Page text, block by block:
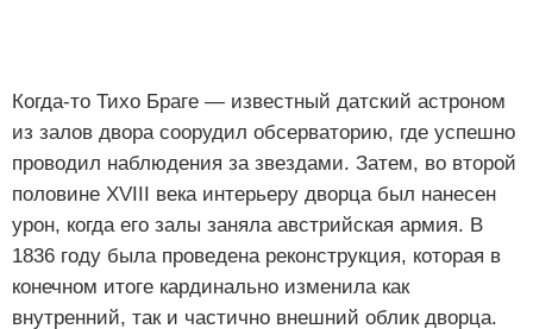
Когда-то Тихо Браге — известный датский астроном
из залов двора соорудил обсерваторию, где успешно
проводил наблюдения за звездами. Затем, во второй
половине XVIII века интерьеру дворца был нанесен
урон, когда его залы заняла австрийская армия. В
1836 году была проведена реконструкция, которая в
конечном итоге кардинально изменила как
внутренний, так и частично внешний облик дворца.